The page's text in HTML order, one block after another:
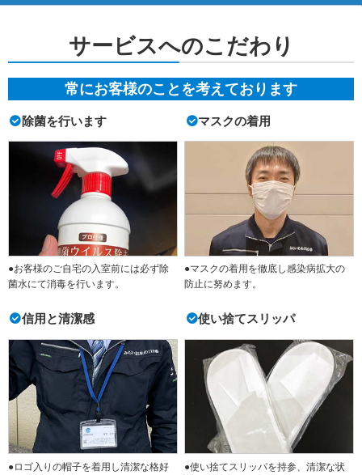
サービスへのこだわり
常にお客様のことを考えております
除菌を行います
●お客様のご自宅の入室前には必ず除
菌水にて消毒を行います。
マスクの着用
●マスクの着用を徹底し感染病拡大の
防止に努めます。
信用と清潔感
●ロゴ入りの帽子を着用し清潔な格好
使い捨てスリッパ
●使い捨てスリッパを持参、清潔な状